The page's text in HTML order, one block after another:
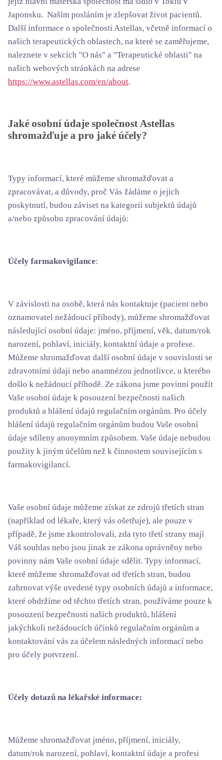
Japonsku. Naším posláním je zlepšovat život pacientů.
Další informace o společnosti Astellas, včetně informací o
našich terapeutických oblastech, na které se zaměřujeme,
naleznete v sekcích "O nás" a "Terapeutické oblasti" na
našich webových stránkách na adrese
https://www.astellas.com/en/about.
Jaké osobní údaje společnost Astellas
shromažďuje a pro jaké účely?
Typy informací, které můžeme shromažďovat a
zpracovávat, a důvody, proč Vás žádáme o jejich
poskytnutí, budou záviset na kategorii subjektů údajů
a/nebo způsobu zpracování údajů:
Účely farmakovigilance:
V závislosti na osobě, která nás kontaktuje (pacient nebo
oznamovatel nežádoucí příhody), můžeme shromažďovat
následující osobní údaje: jméno, příjmení, věk, datum/rok
narození, pohlaví, iniciály, kontaktní údaje a profese.
Můžeme shromažďovat další osobní údaje v souvislosti se
zdravotními údaji nebo anamnézou jednotlivce, u kterého
došlo k nežádoucí příhodě. Ze zákona jsme povinni použít
Vaše osobní údaje k posouzení bezpečnosti našich
produktů a hlášení údajů regulačním orgánům. Pro účely
hlášení údajů regulačním orgánům budou Vaše osobní
údaje sdíleny anonymním způsobem. Vaše údaje nebudou
použity k jiným účelům než k činnostem souvisejícím s
farmakovigilancí.
Vaše osobní údaje můžeme získat ze zdrojů třetích stran
(například od lékaře, který vás ošetřuje), ale pouze v
případě, že jsme zkontrolovali, zda tyto třetí strany mají
Váš souhlas nebo jsou jinak ze zákona oprávněny nebo
povinny nám Vaše osobní údaje sdělit. Typy informací,
které můžeme shromažďovat od třetích stran, budou
zahrnovat výše uvedené typy osobních údajů a informace,
které obdržíme od těchto třetích stran, používáme pouze k
posouzení bezpečnosti našich produktů, hlášení
jakýchkoli nežádoucích účinků regulačním orgánům a
kontaktování vás za účelem následných informací nebo
pro účely potvrzení.
Účely dotazů na lékařské informace:
Můžeme shromažďovat jméno, příjmení, iniciály,
datum/rok narození, pohlaví, kontaktní údaje a profesi